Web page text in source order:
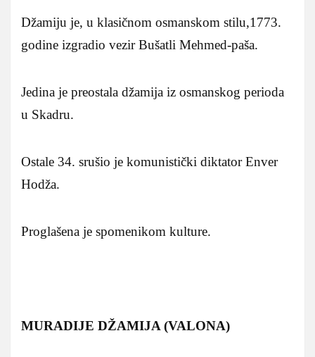
Džamiju je, u klasičnom osmanskom stilu,1773.
godine izgradio vezir Bušatli Mehmed-paša.
Jedina je preostala džamija iz osmanskog perioda
u Skadru.
Ostale 34. srušio je komunistički diktator Enver
Hodža.
Proglašena je spomenikom kulture.
MURADIJE DŽAMIJA (VALONA)